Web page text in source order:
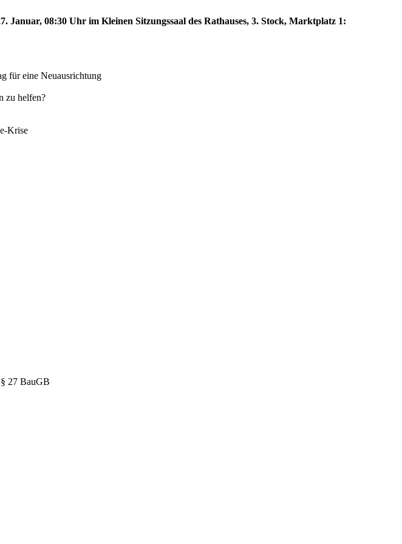
Januar, 08:30 Uhr im Kleinen Sitzungssaal des Rathauses, 3. Stock, Marktplatz 1:
für eine Neuausrichtung
zu helfen?
Krise
27 BauGB